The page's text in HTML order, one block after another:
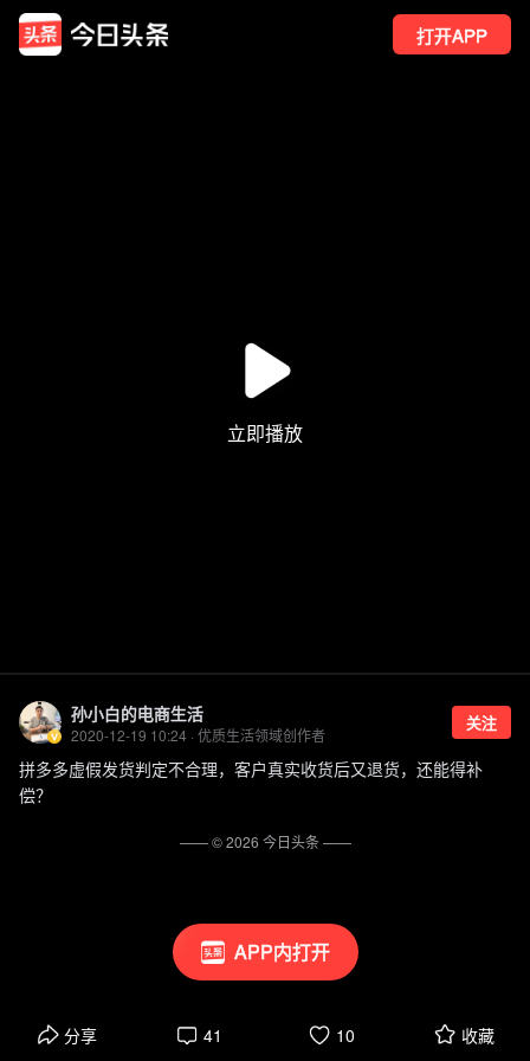
打开APP
APP内打开
孙小白的电商生活
2020-12-19 10:24 · 优质生活领域创作者
关注
拼多多虚假发货判定不合理，客户真实收货后又退货，还能得补
偿？
分享 41 10 收藏
—— ©2026 今日头条——